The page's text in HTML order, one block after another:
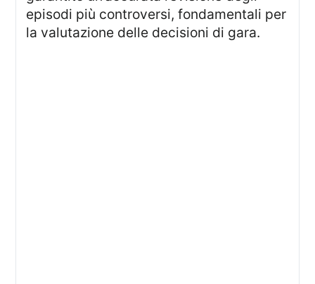
episodi più controversi, fondamentali per
la valutazione delle decisioni di gara.